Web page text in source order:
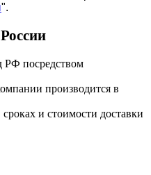
".
РФ посредством
производится в
и стоимости доставки